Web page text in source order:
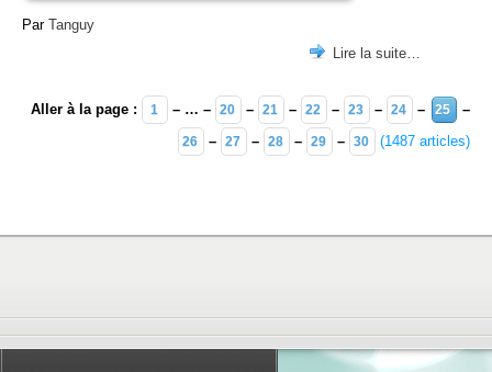
Par Tanguy
Lire la suite…
Aller à la page : 1 – … – 20 – 21 – 22 – 23 – 24 – 25 –
26 – 27 – 28 – 29 – 30 (1487 articles)